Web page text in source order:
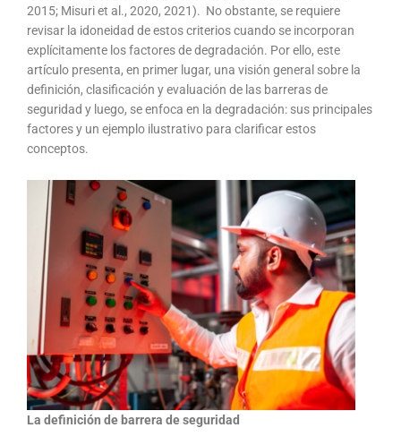
2015; Misuri et al., 2020, 2021). No obstante, se requiere
revisar la idoneidad de estos criterios cuando se incorporan
explícitamente los factores de degradación. Por ello, este
artículo presenta, en primer lugar, una visión general sobre la
definición, clasificación y evaluación de las barreras de
seguridad y luego, se enfoca en la degradación: sus principales
factores y un ejemplo ilustrativo para clarificar estos
conceptos.
La definición de barrera de seguridad